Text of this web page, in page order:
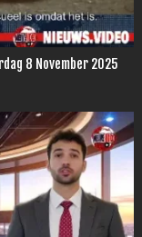
8 November 2025